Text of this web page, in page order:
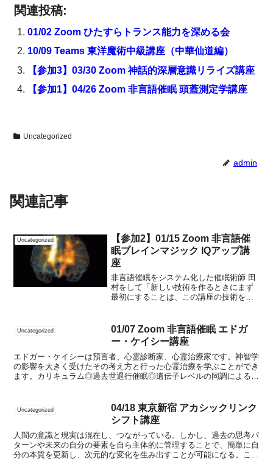
関連投稿:
01/02 Zoom ひたすらトランス能力を深める会
10/09 Teams 東洋魔術中級講座（中華仙道編）
【参加3】03/30 Zoom 神話的深層意識リライズ講座
【参加1】04/26 Zoom 非言語催眠 頭蓋測定学講座
Uncategorized
admin
関連記事
Uncategorized
【参加2】01/15 Zoom 非言語催
眠ブレインマジック IQアップ講
座
非言語催眠をシステム化した催眠術師 田
村をして「新しい技術を作るときにまず
最初にすることは、この講座の技術を発
の脳に埋め込まれる過去の偉人の思考回
路があなたの人生を大き...
Uncategorized
01/07 Zoom 非言語催眠 エドガ
ー・ケイシー講座
エドガー・ケイシーは預言者、心霊診断家、心霊治療家です。神智学
の影響を大きく受けたその考え方と行った心霊治療を学ぶことができ
ます。カリキュラム◎過去世退行催眠◎遺伝子レベルの同調による身
Uncategorized
04/18 東京新宿 アカシックリンク
シフト講座
人間の意識と現実は混在し、つながっている。しかし、過去の思考パ
ターンや未来の自分の要素を自ら主体的に管理することで、簡単に自
分の本質を更新し、次元的な変化を生み出すことが可能になる。この